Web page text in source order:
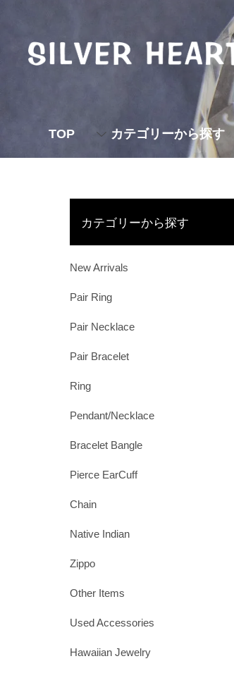
TOP カテゴリーから探す
カテゴリーから探す
New Arrivals
Pair Ring
Pair Necklace
Pair Bracelet
Ring
Pendant/Necklace
Bracelet Bangle
Pierce EarCuff
Chain
Native Indian
Zippo
Other Items
Used Accessories
Hawaiian Jewelry